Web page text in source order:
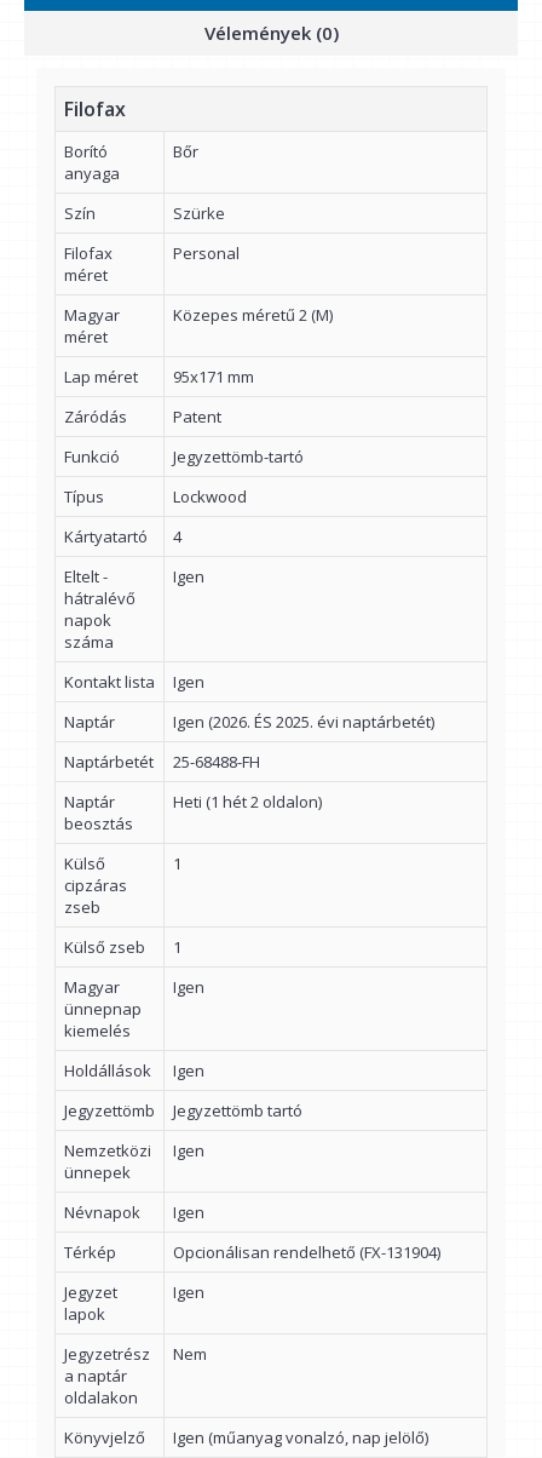
Vélemények (0)
Filofax
Borító
anyaga
Bőr
Szín
Szürke
Filofax
méret
Personal
Magyar
méret
Közepes méretű 2 (M)
Lap méret
95x171 mm
Záródás
Patent
Funkció
Jegyzettömb-tartó
Típus
Lockwood
Kártyatartó
4
Eltelt -
hátralévő
napok
száma
Igen
Kontakt lista
Igen
Naptár
Igen (2026. ÉS 2025. évi naptárbetét)
Naptárbetét
25-68488-FH
Naptár
beosztás
Heti (1 hét 2 oldalon)
Külső
cipzáras
zseb
1
Külső zseb
1
Magyar
ünnepnap
kiemelés
Igen
Holdállások
Igen
Jegyzettömb
Jegyzettömb tartó
Nemzetközi
ünnepek
Igen
Névnapok
Igen
Térkép
Opcionálisan rendelhető (FX-131904)
Jegyzet
lapok
Igen
Jegyzetrész
a naptár
oldalakon
Nem
Könyvjelző
Igen (műanyag vonalzó, nap jelölő)